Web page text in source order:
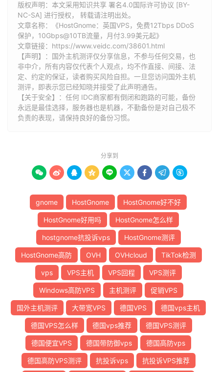
版权声明：本文采用知识共享 署名4.0国际许可协议 [BY-
NC-SA] 进行授权， 转载请注明出处。
文章名称：《HostGnome：英国VPS，免费12Tbps DDoS
保护，10Gbps@10TB流量，月付3.99美元起》
文章链接： https://www.veidc.com/38601.html
【声明】：国外主机测评仅分享信息，不参与任何交易，也
非中介，所有内容仅代表个人观点，均不作直接、间接、法
定、约定的保证，读者购买风险自担。一旦您访问国外主机
测评，即表示您已经知晓并接受了此声明通告。
【关于安全】：任何 IDC商家都有倒闭和跑路的可能，备份
永远是最佳选择，服务器也是机器，不勤备份是对自己极不
负责的表现，请保持良好的备份习惯。
分享到
        
gnome HostGnome HostGnome好不好
HostGnome好用吗 HostGnome怎么样
hostgnome抗投诉vps HostGnome测评
HostGnome高防 OVH OVHcloud TikTok检测
vps VPS主机 VPS回程 VPS测评
Windows高防VPS 主机测评 促销VPS
国外主机测评 大带宽VPS 德国VPS 德国vps主机
德国VPS怎么样 德国vps推荐 德国VPS测评
德国便宜VPS 德国带防御vps 德国高防vps
德国高防VPS测评 抗投诉vps 抗投诉VPS推荐